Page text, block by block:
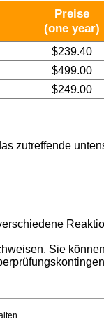
Preise
(one year)
$239.40
$499.00
$249.00
zutreffende
Sie